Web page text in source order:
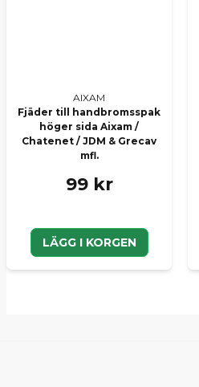
AIXAM
Fjäder till handbromsspak
höger sida Aixam /
Chatenet / JDM & Grecav
mfl.
99 kr
LÄGG I KORGEN